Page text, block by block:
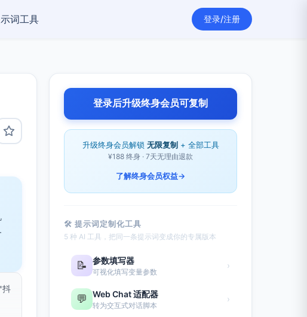
词工具 登录/注册
抖
登录后升级终身会员可复制
升级终身会员解锁 无限复制 + 全部工具
¥188 终身 · 7天无理由退款
了解终身会员权益→
🛠 提示词定制化工具
5 种 AI 工具，把同一条提示词变成你的专属版本
📝 参数填写器
可视化填写变量参数
›
💬 Web Chat 适配器
转为交互式对话脚本
›